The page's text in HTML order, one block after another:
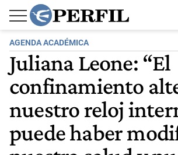
AGENDA ACADÉMICA
Juliana Leone: “El
confinamiento
nuestro reloj
puede haber